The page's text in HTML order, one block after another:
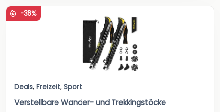
-36%
Deals, Freizeit, Sport
Verstellbare Wander- und Trekkingstöcke